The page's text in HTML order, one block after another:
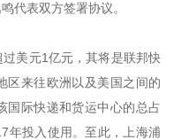
代表双方签署协议。
美元1亿元，其将是联邦快
区来往欧洲以及美国之间的
国际快递和货运中心的总占
年投入使用。至此，上海浦